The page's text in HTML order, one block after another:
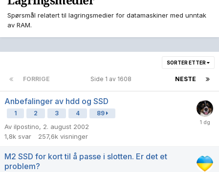
Spørsmål relatert til lagringsmedier for datamaskiner med unntak
av RAM.
SORTER ETTER
FORRIGE NESTE
Side 1 av 1608
Anbefalinger av hdd og SSD
1 2 3 4 89
Av ilpostino, 2. august 2002
1,8k svar 257,6k visninger
M2 SSD for kort til å passe i slotten. Er det et
problem?